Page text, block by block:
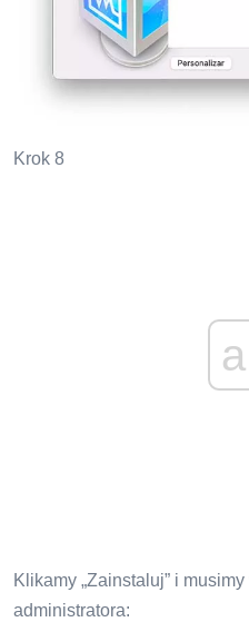
Krok 8
Klikamy „Zainstaluj” i
administratora: